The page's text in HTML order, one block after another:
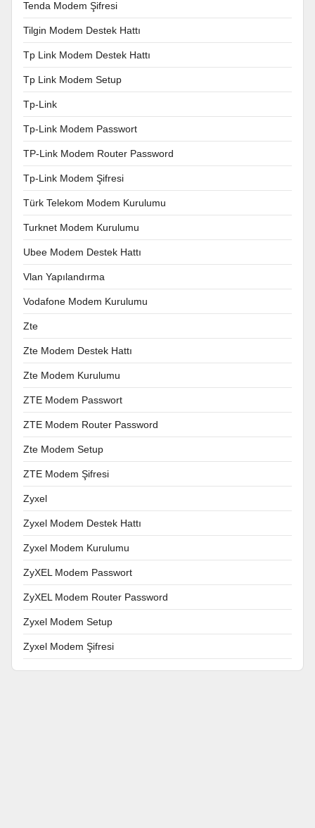
Tenda Modem Şifresi
Tilgin Modem Destek Hattı
Tp Link Modem Destek Hattı
Tp Link Modem Setup
Tp-Link
Tp-Link Modem Passwort
TP-Link Modem Router Password
Tp-Link Modem Şifresi
Türk Telekom Modem Kurulumu
Turknet Modem Kurulumu
Ubee Modem Destek Hattı
Vlan Yapılandırma
Vodafone Modem Kurulumu
Zte
Zte Modem Destek Hattı
Zte Modem Kurulumu
ZTE Modem Passwort
ZTE Modem Router Password
Zte Modem Setup
ZTE Modem Şifresi
Zyxel
Zyxel Modem Destek Hattı
Zyxel Modem Kurulumu
ZyXEL Modem Passwort
ZyXEL Modem Router Password
Zyxel Modem Setup
Zyxel Modem Şifresi